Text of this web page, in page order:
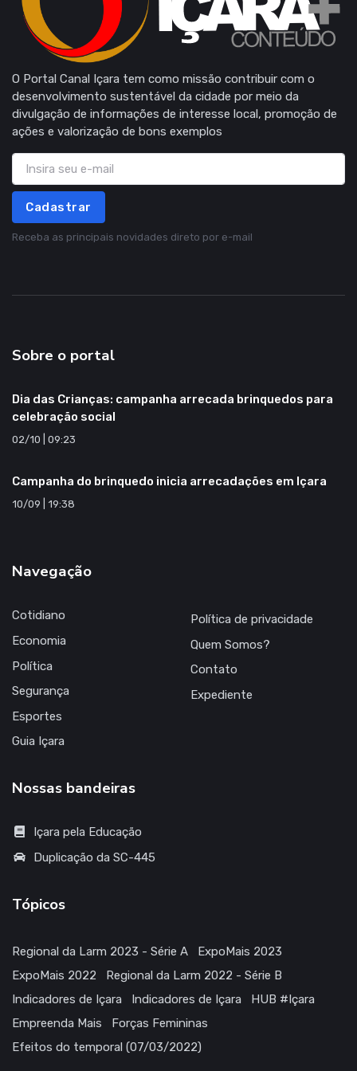
O Portal Canal Içara tem como missão contribuir com o
desenvolvimento sustentável da cidade por meio da
divulgação de informações de interesse local, promoção de
ações e valorização de bons exemplos
Cadastrar
Receba as principais novidades direto por e-mail
Sobre o portal
Dia das Crianças: campanha arrecada brinquedos para
celebração social
02/10 | 09:23
Campanha do brinquedo inicia arrecadações em Içara
10/09 | 19:38
Navegação
Cotidiano
Economia
Política
Segurança
Esportes
Guia Içara
Política de privacidade
Quem Somos?
Contato
Expediente
Nossas bandeiras
Içara pela Educação
Duplicação da SC-445
Tópicos
Regional da Larm 2023 - Série A
ExpoMais 2023
ExpoMais 2022
Regional da Larm 2022 - Série B
Indicadores de Içara
Indicadores de Içara
HUB #Içara
Empreenda Mais
Forças Femininas
Efeitos do temporal (07/03/2022)